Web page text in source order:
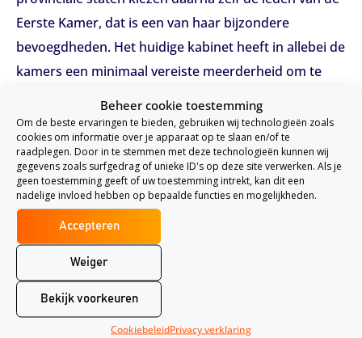
Beheer cookie toestemming
Om de beste ervaringen te bieden, gebruiken wij technologieën zoals
cookies om informatie over je apparaat op te slaan en/of te
raadplegen. Door in te stemmen met deze technologieën kunnen wij
gegevens zoals surfgedrag of unieke ID's op deze site verwerken. Als je
geen toestemming geeft of uw toestemming intrekt, kan dit een
nadelige invloed hebben op bepaalde functies en mogelijkheden.
Accepteren
Weiger
Bekijk voorkeuren
CookiebeleidPrivacy verklaring
Eerste Kamer, dat is een van haar bijzondere
bevoegdheden. Het huidige kabinet heeft in allebei de
kamers een minimaal vereiste meerderheid om te
provinciale staten verkiezingen het gehele politieke
landschap zal veranderen. Als er geen meerderheid
meer is in de Eerste Kamer, zal het kabinet
bijvoorbeeld wel moeten gaan luisteren naar partijen
uit de oppositie. Het zal dus zeker nog een jaar duren
voordat de oppositie iets zou kunnen veranderen
m.b.t. het eigen risico aangezien dan pas de
desbetreffende verkiezingen plaatsvinden.